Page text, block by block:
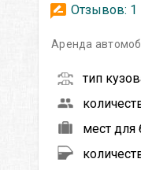
Отзывов: 1
Аренда
тип
мест для